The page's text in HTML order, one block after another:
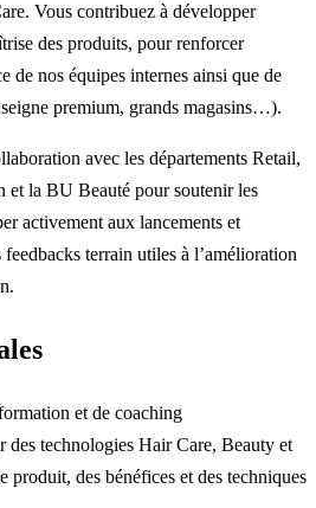
Vous contribuez à développer
des produits, pour renforcer
de nos équipes internes ainsi que de
premium, grands magasins…).
avec les départements Retail,
et la BU Beauté pour soutenir les
activement aux lancements et
terrain utiles à l’amélioration
et de coaching
des technologies Hair Care, Beauty et
produit, des bénéfices et des techniques